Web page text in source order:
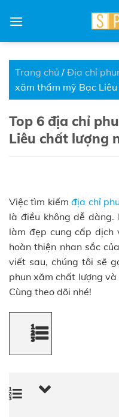
Trang chủ / Địa chỉ
xăm thẩm mỹ Bạc
Top 6 địa chỉ
Liêu chất lượng
Việc tìm kiếmđịa chỉ
là điều không dễ dàng.
làm đẹp cung cấp dịch
hoàn thiện nhan sắc
viết sau, chúng tôi sẽ
phun xăm chất lượng
Cùng theo dõi nhé!